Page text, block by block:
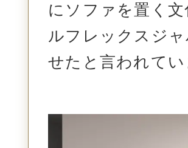
にソファを置く文
ルフレックスジ
せたと言われてい